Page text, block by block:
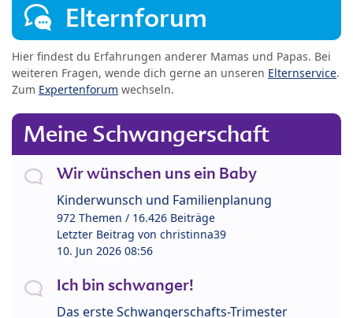
Elternforum
Hier findest du Erfahrungen anderer Mamas und Papas. Bei
weiteren Fragen, wende dich gerne an unseren Elternservice.
Zum Expertenforum wechseln.
Meine Schwangerschaft
Wir wünschen uns ein Baby
Kinderwunsch und Familienplanung
972 Themen / 16.426 Beiträge
Letzter Beitrag von christinna39
10. Jun 2026 08:56
Ich bin schwanger!
Das erste Schwangerschafts-Trimester